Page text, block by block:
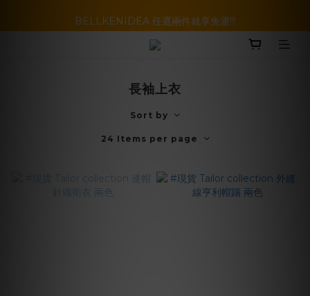
暑假活動登場!! SBG套裝超級優惠價，兩套以上再享免運哦!!
BELLKENIDEA 任選兩件就享免運!!!
暑假活動登場!! SBG套裝超級優惠價，兩套以上再享免運哦!!
長袖上衣
Sort by
24 Items per page